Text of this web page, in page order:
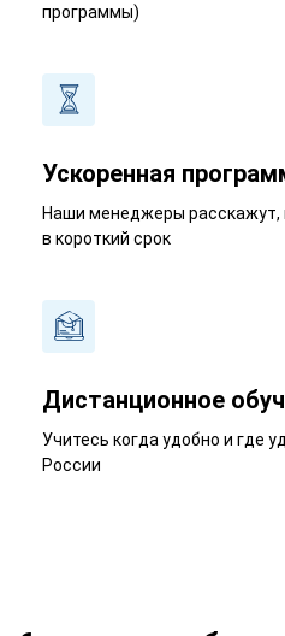
программы)
Ускоренная
Наши менеджеры расскажут,
в короткий срок
Дистанционное
Учитесь когда удобно и где
России